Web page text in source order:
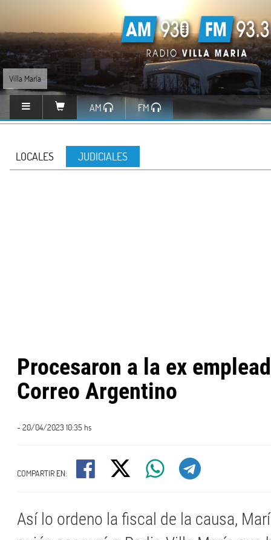
Villa María
AM FM
LOCALES JUDICIALES
Procesaron a la ex
Correo Argentino
- 20/04/2023 10:35 hs
COMPARTIR EN:
Así lo ordeno la fiscal de la causa,